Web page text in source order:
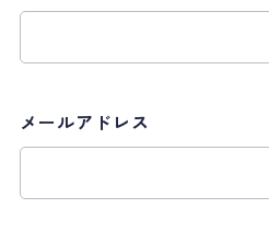
メールアドレス